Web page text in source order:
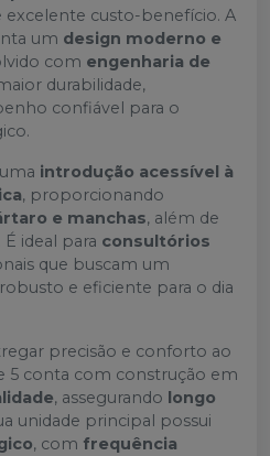
excelente custo-benefício. A
um design moderno e
com engenharia de
durabilidade,
confiável para o
introdução acessível à
, proporcionando
e manchas, além de
ideal para consultórios
que buscam um
e eficiente para o dia
precisão e conforto ao
5 conta com construção em
, assegurando longo
unidade principal possui
, com frequência